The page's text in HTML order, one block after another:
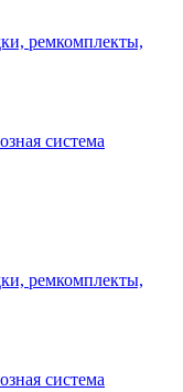
ремкомплекты,
система
ремкомплекты,
система